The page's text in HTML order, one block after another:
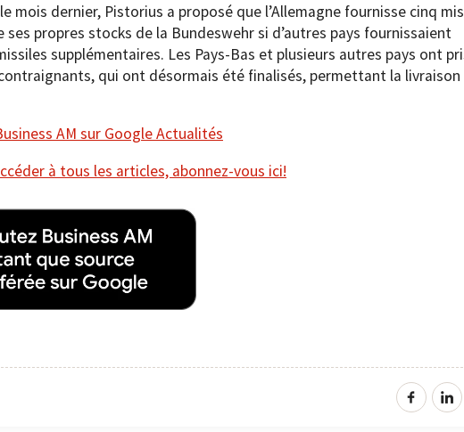
mois dernier, Pistorius a proposé que l’Allemagne fournisse cinq
ses propres stocks de la Bundeswehr si d’autres pays fournissaient
supplémentaires. Les Pays-Bas et plusieurs autres pays ont
qui ont désormais été finalisés, permettant la
AM sur Google Actualités
à tous les articles, abonnez-vous ici!